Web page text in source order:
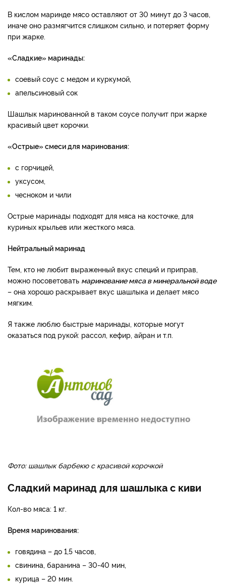
В кислом маринде мясо оставляют от 30 минут до 3 часов,
иначе оно размягчится слишком сильно, и потеряет форму
при жарке.
«Сладкие» маринады:
соевый соус с медом и куркумой,
апельсиновый сок
Шашлык маринованной в таком соусе получит при жарке
красивый цвет корочки.
«Острые» смеси для маринования:
с горчицей,
уксусом,
чесноком и чили
Острые маринады подходят для мяса на косточке, для
куриных крыльев или жесткого мяса.
Нейтральный маринад
Тем, кто не любит выраженный вкус специй и приправ,
можно посоветовать маринование мяса в минеральной воде
– она хорошо раскрывает вкус шашлыка и делает мясо
мягким.
Я также люблю быстрые маринады, которые могут
оказаться под рукой: рассол, кефир, айран и т.п.
Фото: шашлык барбекю с красивой корочкой
Сладкий маринад для шашлыка с киви
Кол-во мяса: 1 кг.
Время маринования:
говядина – до 1,5 часов,
свинина, баранина – 30-40 мин,
курица – 20 мин.